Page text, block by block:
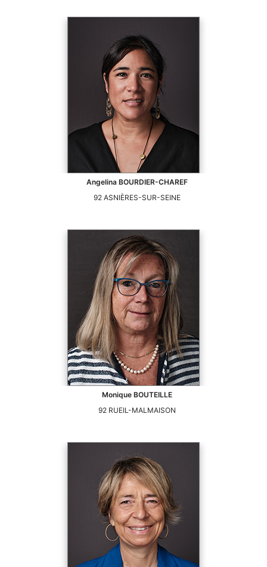
Angelina BOURDIER-CHAREF
92 ASNIÈRES-SUR-SEINE
Monique BOUTEILLE
92 RUEIL-MALMAISON